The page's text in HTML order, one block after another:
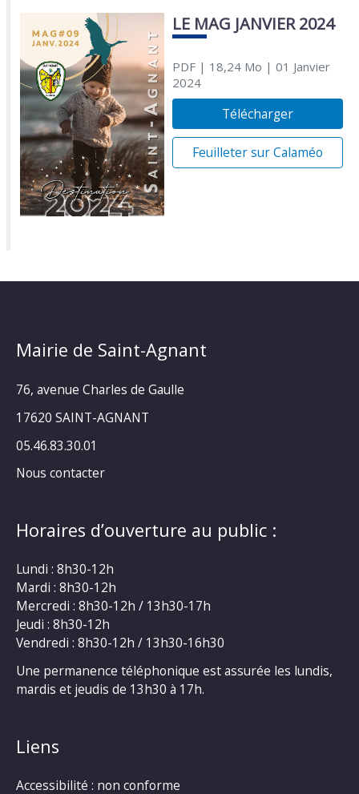
LE MAG JANVIER 2024
PDF| 18,24 Mo | 01 Janvier
2024
Télécharger
Feuilleter sur Calaméo
Mairie de Saint-Agnant
76, avenue Charles de Gaulle
17620 SAINT-AGNANT
05.46.83.30.01
Nous contacter
Horaires d’ouverture au public :
Lundi : 8h30-12h
Mardi : 8h30-12h
Mercredi : 8h30-12h / 13h30-17h
Jeudi : 8h30-12h
Vendredi : 8h30-12h / 13h30-16h30
Une permanence téléphonique est assurée les lundis,
mardis et jeudis de 13h30 à 17h.
Liens
Accessibilité : non conforme